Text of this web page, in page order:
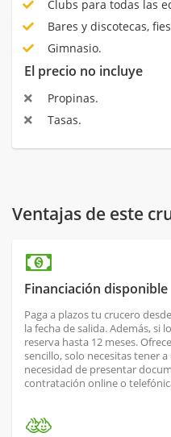
Clubs para todas las
Bares y discotecas,
Gimnasio.
El precio no incluye
Propinas.
Tasas.
Ventajas de este
Financiación disponible
Paga a plazos tu crucero
la fecha de salida. Además, si
reserva hasta 12 meses.
sencillo, solo necesitas tener
necesidad de presentar
contratación online o